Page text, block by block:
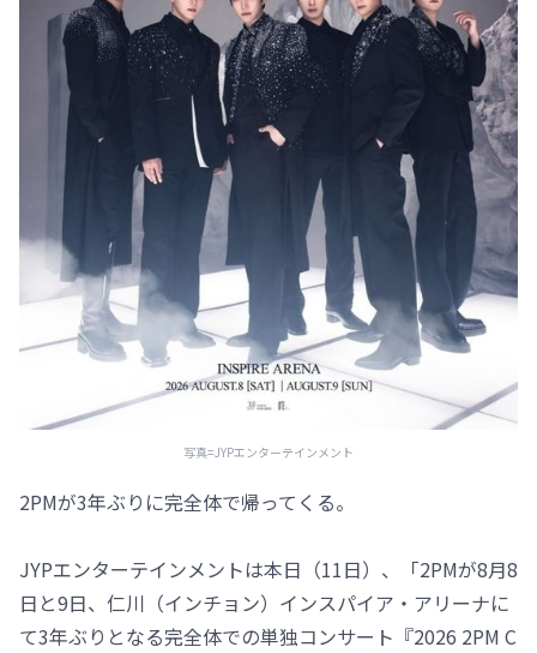
写真=JYPエンターテインメント
2PMが3年ぶりに完全体で帰ってくる。
JYPエンターテインメントは本日（11日）、「2PMが8月8
日と9日、仁川（インチョン）インスパイア・アリーナに
て3年ぶりとなる完全体での単独コンサート『2026 2PM C